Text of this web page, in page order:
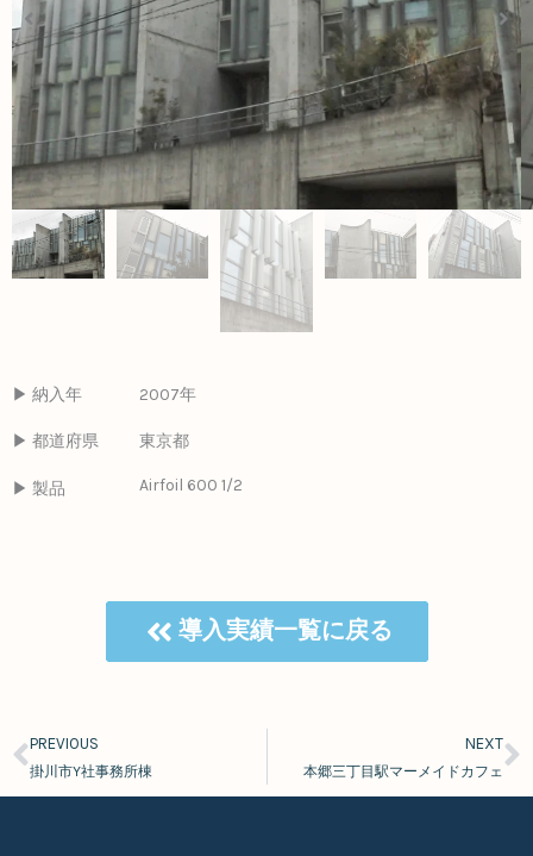
▶ 納入年 2007年
▶ 都道府県 東京都
▶ 製品 Airfoil 600 1/2
導入実績一覧に戻る
Prev
PREVIOUS
掛川市Y社事務所棟
NEXT
本郷三丁目駅マーメイドカフェ